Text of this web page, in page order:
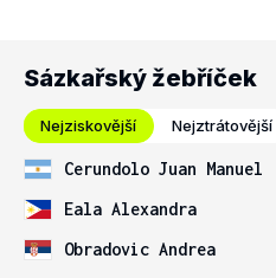
Sázkařský žebříček
Nejziskovější Nejztrátovější
Cerundolo Juan Manuel
Eala Alexandra
Obradovic Andrea